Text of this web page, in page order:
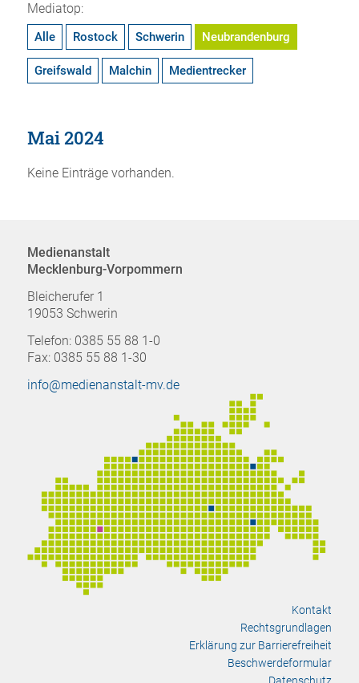
Mediatop:
Alle Rostock Schwerin Neubrandenburg
Greifswald Malchin Medientrecker
Mai 2024
Keine Einträge vorhanden.
Medienanstalt
Mecklenburg-Vorpommern
Bleicherufer 1
19053 Schwerin
Telefon: 0385 55 88 1-0
Fax: 0385 55 88 1-30
info@medienanstalt-mv.de
Kontakt
Rechtsgrundlagen
Erklärung zur Barrierefreiheit
Beschwerdeformular
Datenschutz